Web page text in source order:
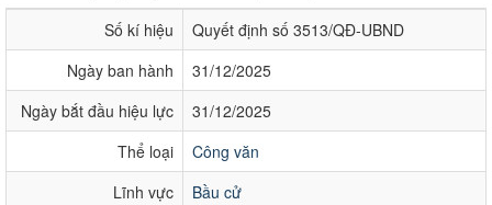
Số kí hiệu
Quyết định số 3513/QĐ-UBND
Ngày ban hành
31/12/2025
Ngày bắt đầu hiệu lực
31/12/2025
Thể loại
Công văn
Lĩnh vực
Bầu cử